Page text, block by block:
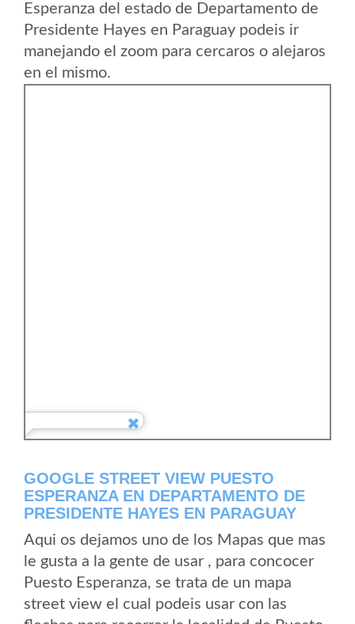
Esperanza del estado de Departamento de
Presidente Hayes en Paraguay podeis ir
manejando el zoom para cercaros o alejaros
en el mismo.
GOOGLE STREET VIEW PUESTO
ESPERANZA EN DEPARTAMENTO DE
PRESIDENTE HAYES EN PARAGUAY
Aqui os dejamos uno de los Mapas que mas
le gusta a la gente de usar , para concocer
Puesto Esperanza, se trata de un mapa
street view el cual podeis usar con las